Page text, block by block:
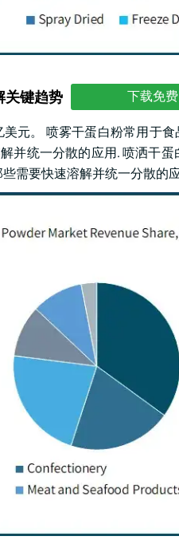
关键趋势 下载免费
元。 喷雾干蛋白粉常用于
并统一分散的应用. 喷洒干
需要快速溶解并统一分散的